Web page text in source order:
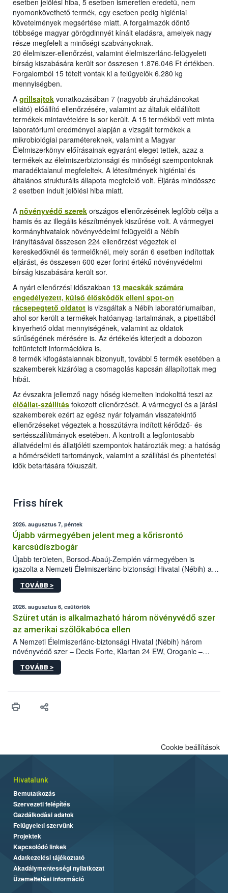
esetben jelölési hiba, 5 esetben ismeretlen eredetű, nem
nyomonkövethető termék, egy esetben pedig higiéniai
követelmények megsértése miatt. A forgalmazók döntő
többsége magyar görögdinnyét kínált eladásra, amelyek nagy
része megfelelt a minőségi szabványoknak.
20 élelmiszer-ellenőrzési, valamint élelmiszerlánc-felügyeleti
bírság kiszabására került sor összesen 1.876.046 Ft értékben.
Forgalomból 15 tételt vontak ki a felügyelők 6.280 kg
mennyiségben.
A grillsajtok vonatkozásában 7 (nagyobb áruházláncokat
ellátó) előállító ellenőrzésére, valamint az általuk előállított
termékek mintavételére is sor került. A 15 termékből vett minta
laboratóriumi eredményei alapján a vizsgált termékek a
mikrobiológiai paramétereknek, valamint a Magyar
Élelmiszerkönyv előírásainak egyaránt eleget tettek, azaz a
termékek az élelmiszerbiztonsági és minőségi szempontoknak
maradéktalanul megfeleltek. A létesítmények higiéniai és
általános strukturális állapota megfelelő volt. Eljárás mindössze
2 esetben indult jelölési hiba miatt.
A növényvédő szerek országos ellenőrzésének legfőbb célja a
hamis és az illegális készítmények kiszűrése volt. A vármegyei
kormányhivatalok növényvédelmi felügyelői a Nébih
irányításával összesen 224 ellenőrzést végeztek el
kereskedőknél és termelőknél, mely során 6 esetben indítottak
eljárást, és összesen 600 ezer forint értékű növényvédelmi
bírság kiszabására került sor.
A nyári ellenőrzési időszakban 13 macskák számára
engedélyezett, külső élősködők elleni spot-on
rácsepegtető oldatot is vizsgáltak a Nébih laboratóriumaiban,
ahol sor került a termékek hatóanyag-tartalmának, a pipettából
kinyerhető oldat mennyiségének, valamint az oldatok
sűrűségének mérésére is. Az értékelés kiterjedt a dobozon
feltüntetett információkra is.
8 termék kifogástalannak bizonyult, további 5 termék esetében a
szakemberek kizárólag a csomagolás kapcsán állapítottak meg
hibát.
Az évszakra jellemző nagy hőség kiemelten indokolttá teszi az
élőállat-szállítás fokozott ellenőrzését. A vármegyei és a járási
szakemberek ezért az egész nyár folyamán visszatekintő
ellenőrzéseket végeztek a hosszútávra indított kérődző- és
sertésszállítmányok esetében. A kontrollt a legfontosabb
állatvédelmi és állatjóléti szempontok határozták meg: a hatóság
a hőmérsékleti tartományok, valamint a szállítási és pihentetési
idők betartására fókuszált.
Friss hírek
2026. augusztus 7, péntek
Újabb vármegyében jelent meg a kőrisrontó
karcsúdíszbogár
Újabb területen, Borsod-Abaúj-Zemplén vármegyében is
igazolta a Nemzeti Élelmiszerlánc-biztonsági Hivatal (Nébih) a
kőrisrontó karcsúdíszbogár (Agrilus planipennis) jelenlétét. A
kártevőt nem csak színcsapdában találták meg, de már fertőzött
az intenzív felderítést, emellett az intézkedéseket a szlovák
hatósággal is összehangolják a terjedés megállítása érdekében.
TOVÁBB >
2026. augusztus 6, csütörtök
Szüret után is alkalmazható három növényvédő szer
az amerikai szőlőkabóca ellen
A Nemzeti Élelmiszerlánc-biztonsági Hivatal (Nébih) három
növényvédő szer – Decis Forte, Klartan 24 EW, Oroganic –
engedélyokiratát módosította, így azok a szüretet követően,
egészen a vesszőérettség (BBCH 91) stádiumáig
érésű szőlőkben is legyen lehetőség a károsító elleni további
felhasználók számára is elérhető és ökológiai termesztésben is
TOVÁBB >
Cookie beállítások
Hivatalunk
Bemutatkozás
Szervezeti felépítés
Gazdálkodási adatok
Felügyeleti szervünk
Projektek
Kapcsolódó linkek
Adatkezelési tájékoztató
Akadálymentességi nyilatkozat
Üzemeltetési információ